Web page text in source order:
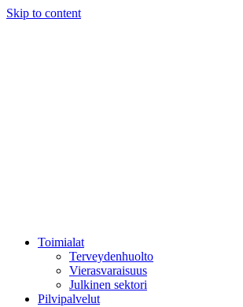
Skip to content
Toimialat
Terveydenhuolto
Vierasvaraisuus
Julkinen sektori
Pilvipalvelut